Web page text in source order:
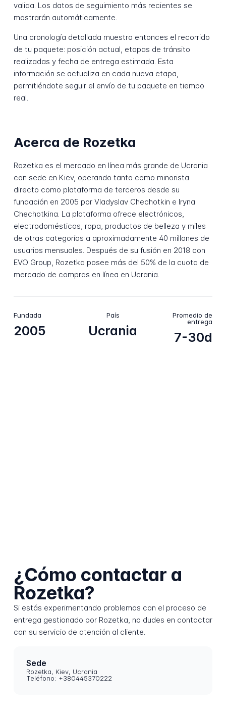
valida. Los datos de seguimiento más recientes se
mostrarán automáticamente.
Una cronología detallada muestra entonces el recorrido
de tu paquete: posición actual, etapas de tránsito
realizadas y fecha de entrega estimada. Esta
información se actualiza en cada nueva etapa,
permitiéndote seguir el envío de tu paquete en tiempo
real.
Acerca de Rozetka
Rozetka es el mercado en línea más grande de Ucrania
con sede en Kiev, operando tanto como minorista
directo como plataforma de terceros desde su
fundación en 2005 por Vladyslav Chechotkin e Iryna
Chechotkina. La plataforma ofrece electrónicos,
electrodomésticos, ropa, productos de belleza y miles
de otras categorías a aproximadamente 40 millones de
usuarios mensuales. Después de su fusión en 2018 con
EVO Group, Rozetka posee más del 50% de la cuota de
mercado de compras en línea en Ucrania.
Fundada
2005
País
Ucrania
Promedio de
entrega
7-30d
¿Cómo contactar a
Rozetka?
Si estás experimentando problemas con el proceso de
entrega gestionado por Rozetka, no dudes en contactar
con su servicio de atención al cliente.
Sede
Rozetka, Kiev, Ucrania
Teléfono: +380445370222